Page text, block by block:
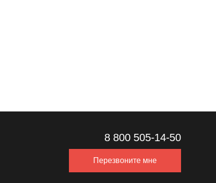
8 800 505-14-50
Перезвоните мне